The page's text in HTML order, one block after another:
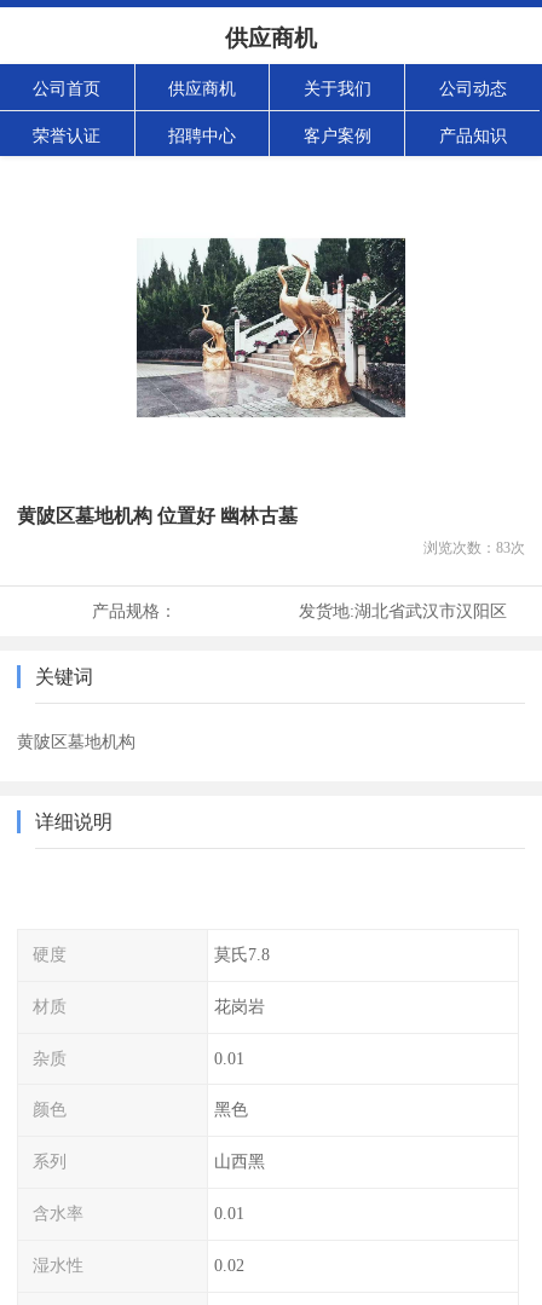
供应商机
公司首页 供应商机 关于我们 公司动态
荣誉认证 招聘中心 客户案例 产品知识
黄陂区墓地机构 位置好 幽林古墓
浏览次数： 83次
产品规格： 发货地:湖北省武汉市汉阳区
关键词
黄陂区墓地机构
详细说明
硬度 莫氏7.8
材质 花岗岩
杂质 0.01
颜色 黑色
系列 山西黑
含水率 0.01
湿水性 0.02